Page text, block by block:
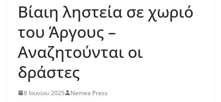
Βίαιη ληστεία σε χωριό
του Άργους –
Αναζητούνται οι
δράστες
8 Ιουνίου 2025 Nemea Press